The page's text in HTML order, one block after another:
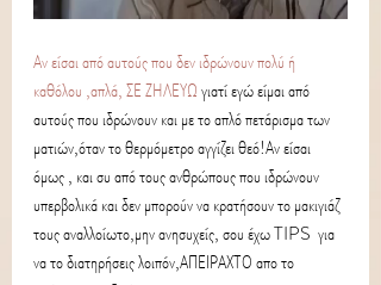
Αν είσαι από αυτούς που δεν ιδρώνουν πολύ ή
καθόλου ,απλά, ΣΕ ΖΗΛΕΥΩ γιατί εγώ είμαι από
αυτούς που ιδρώνουν και με το απλό πετάρισμα των
ματιών,όταν το θερμόμετρο αγγίζει θεό!Αν είσαι
όμως , και συ από τους ανθρώπους που ιδρώνουν
υπερβολικά και δεν μπορούν να κρατήσουν το μακιγιάζ
τους αναλλοίωτο,μην ανησυχείς, σου έχω TIPS  για
να το διατηρήσεις λοιπόν,ΑΠΕΙΡΑΧΤΟ απο το